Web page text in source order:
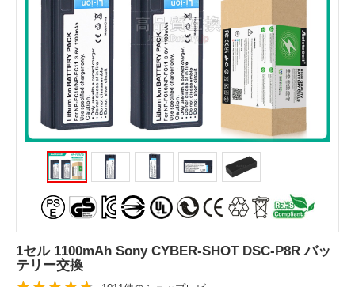
1セル 1100mAh Sony CYBER-SHOT DSC-P8R バッ
テリー交換